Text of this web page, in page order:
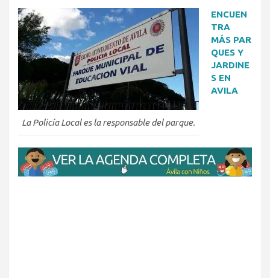
La Policía Local es la responsable del parque.
ENCUEN
TRA
MÁS PAR
QUES Y
JARDINE
S EN
AVILA